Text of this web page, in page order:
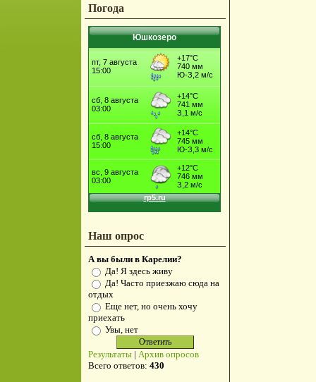
Погода
Юшкозеро
Наш опрос
А вы были в Карелии?
Да! Я здесь живу
Да! Часто приезжаю сюда на
отдых
Еще нет, но очень хочу
приехать
Увы, нет
Результаты | Архив опросов
Всего ответов: 430